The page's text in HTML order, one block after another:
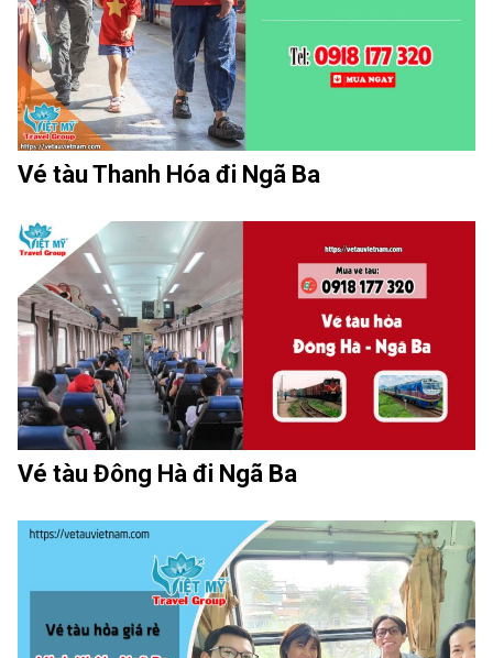
Vé tàu Thanh Hóa đi Ngã Ba
Vé tàu Đông Hà đi Ngã Ba